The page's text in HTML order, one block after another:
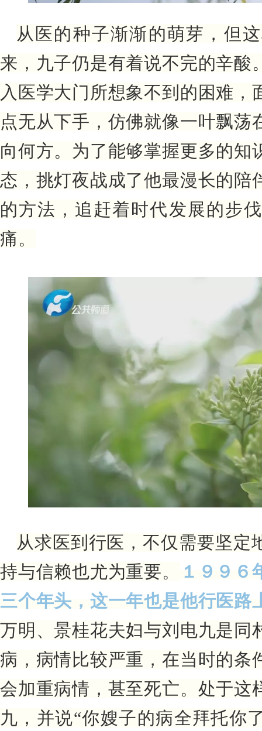
从医的种子渐渐的萌芽，但
来，九子仍是有着说不完的辛酸
入医学大门所想象不到的困难，
点无从下手，仿佛就像一叶飘荡
向何方。 为了能够掌握更多的知
态，挑灯夜战成了他最漫长的陪
的方法，追赶着时代发展的步
痛。
从求医到行医，不仅需要坚定
持与信赖也尤为重要。
１９９６
三个年头，这一年也是他行医路
万明、景桂花夫妇与刘电九是同
病，病情比较严重，在当时的条
会加重病情，甚至死亡。处于这
九，并说“你嫂子的病全拜托你